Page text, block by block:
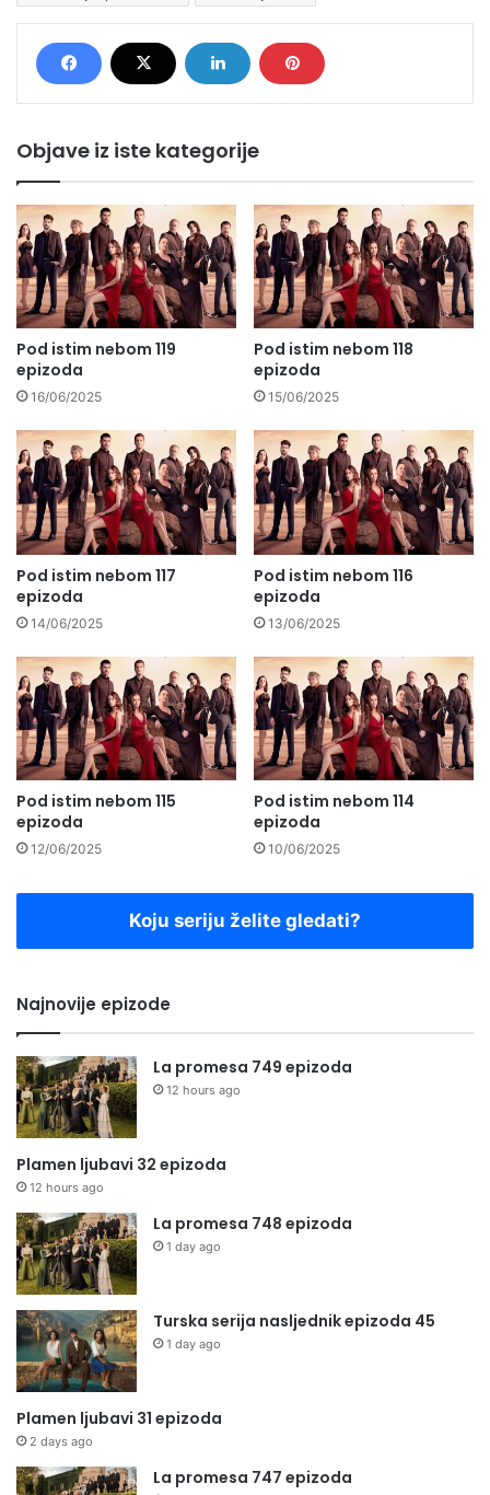
Objave iz iste kategorije
Pod istim nebom 119
epizoda
16/06/2025
Pod istim nebom 118
epizoda
15/06/2025
Pod istim nebom 117
epizoda
14/06/2025
Pod istim nebom 116
epizoda
13/06/2025
Pod istim nebom 115
epizoda
12/06/2025
Pod istim nebom 114
epizoda
10/06/2025
Koju seriju želite gledati?
Najnovije epizode
La promesa 749 epizoda
12 hours ago
Plamen ljubavi 32 epizoda
12 hours ago
La promesa 748 epizoda
1 day ago
Turska serija nasljednik epizoda 45
1 day ago
Plamen ljubavi 31 epizoda
2 days ago
La promesa 747 epizoda